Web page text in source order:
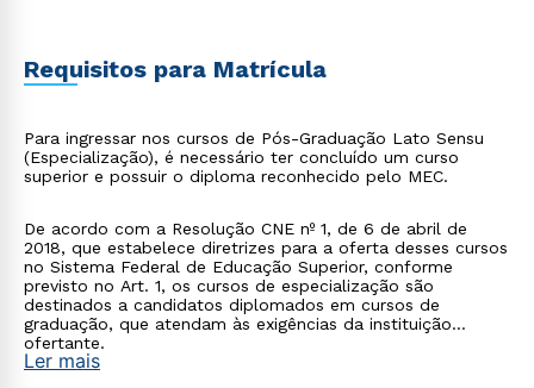
Requisitos para Matrícula
Para ingressar nos cursos de Pós-Graduação Lato Sensu
(Especialização), é necessário ter concluído um curso
superior e possuir o diploma reconhecido pelo MEC.
De acordo com a Resolução CNE nº 1, de 6 de abril de
2018, que estabelece diretrizes para a oferta desses cursos
no Sistema Federal de Educação Superior, conforme
previsto no Art. 1, os cursos de especialização são
destinados a candidatos diplomados em cursos de
graduação, que atendam às exigências da instituição
ofertante.
Ler mais